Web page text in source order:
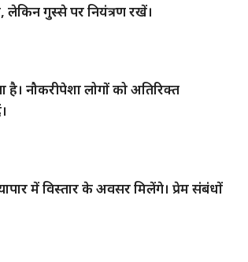
लेकिन गुस्से पर नियंत्रण रखें।
नौकरीपेशा लोगों को अतिरिक्त
में विस्तार के अवसर मिलेंगे। प्रेम संबंधों